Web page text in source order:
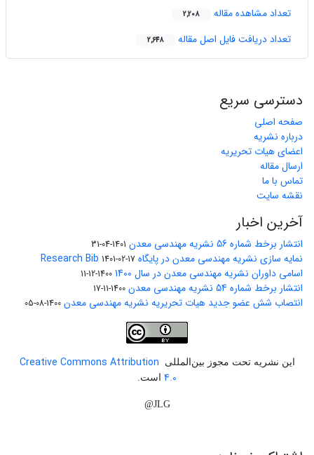
تعداد مشاهده مقاله 2,208
تعداد دریافت فایل اصل مقاله 2,648
دسترسی سریع
صفحه اصلی
درباره نشریه
اعضای هیات تحریریه
ارسال مقاله
تماس با ما
نقشه سایت
آخرین اخبار
انتشار برخط شماره 56 نشریه مهندسی معدن 1401-04-31
نمایه سازی نشریه مهندسی معدن در پایگاه Research Bib 1401-02-17
اسامی داوران نشریه مهندسی معدن در سال 1400 1400-12-11
انتشار برخط شماره 54 نشریه مهندسی معدن 1400-11-17
انتصاب شش عضو جدید هیات تحریریه نشریه مهندسی معدن 1400-08-05
این نشریه تحت مجوز بین‌المللی
Creative Commons Attribution
4.0 است.
JLG@